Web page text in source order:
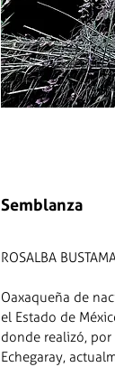
Semblanza
ROSALBA
Oaxaqueña de
el Estado de
donde realizó,
Echegaray,